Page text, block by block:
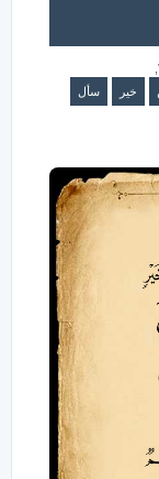
خير سأل